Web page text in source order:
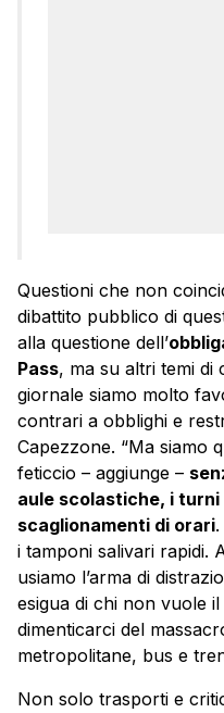
Questioni che non
dibattito pubblico di
alla questione dell’
Pass, ma su altri temi di
giornale siamo molto
contrari a obblighi e
Capezzone. “Ma siamo
feticcio – aggiunge –
aule scolastiche, i
scaglionamenti di orari
i tamponi salivari rapidi.
usiamo l’arma di
esigua di chi non vuole
dimenticarci del
metropolitane, bus e
Non solo trasporti e